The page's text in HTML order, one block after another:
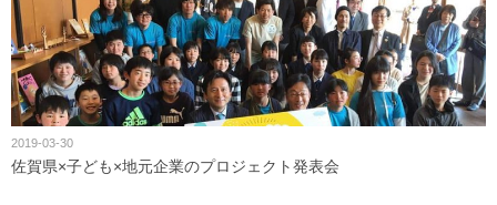
2019-03-30
佐賀県×子ども×地元企業のプロジェクト発表会